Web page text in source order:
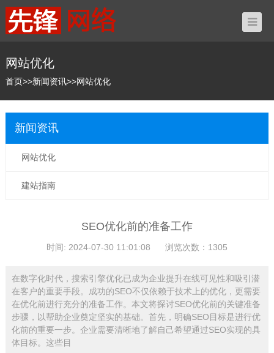
网站优化
首页>>新闻资讯>>网站优化
新闻资讯
网站优化
建站指南
SEO优化前的准备工作
时间: 2024-07-30 11:01:08 浏览次数：1305
在数字化时代，搜索引擎优化已成为企业提升在线可见性和吸引潜
在客户的重要手段。成功的SEO不仅依赖于技术上的优化，更需要
在优化前进行充分的准备工作。本文将探讨SEO优化前的关键准备
步骤，以帮助企业奠定坚实的基础。首先，明确SEO目标是进行优
化前的重要一步。企业需要清晰地了解自己希望通过SEO实现的具
体目标。这些目